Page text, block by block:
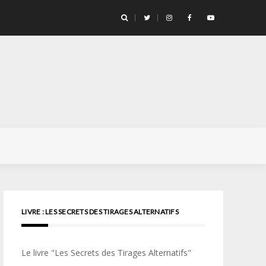
LIVRE : LES SECRETS DES TIRAGES ALTERNATIFS
Le livre "Les Secrets des Tirages Alternatifs"